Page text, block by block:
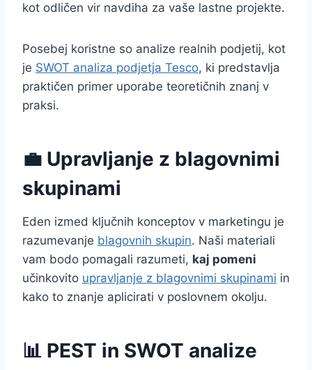
kot odličen vir navdiha za vaše lastne projekte.
Posebej koristne so analize realnih podjetij, kot
je SWOT analiza podjetja Tesco, ki predstavlja
praktičen primer uporabe teoretičnih znanj v
praksi.
💼 Upravljanje z blagovnimi
skupinami
Eden izmed ključnih konceptov v marketingu je
razumevanje blagovnih skupin. Naši materiali
vam bodo pomagali razumeti, kaj pomeni
učinkovito upravljanje z blagovnimi skupinami in
kako to znanje aplicirati v poslovnem okolju.
📊 PEST in SWOT analize